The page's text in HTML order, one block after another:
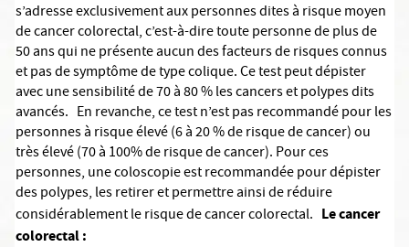
s’adresse exclusivement aux personnes dites à risque moyen
de cancer colorectal, c’est-à-dire toute personne de plus de
50 ans qui ne présente aucun des facteurs de risques connus
et pas de symptôme de type colique. Ce test peut dépister
avec une sensibilité de 70 à 80 % les cancers et polypes dits
avancés. En revanche, ce test n’est pas recommandé pour les
personnes à risque élevé (6 à 20 % de risque de cancer) ou
très élevé (70 à 100% de risque de cancer). Pour ces
personnes, une coloscopie est recommandée pour dépister
des polypes, les retirer et permettre ainsi de réduire
considérablement le risque de cancer colorectal. Le cancer
colorectal :